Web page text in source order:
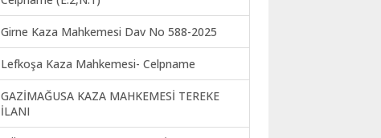
Girne Kaza Mahkemesi Dav No 588-2025
Lefkoşa Kaza Mahkemesi- Celpname
GAZİMAĞUSA KAZA MAHKEMESİ TEREKE
İLANI